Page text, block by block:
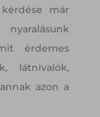
már
érdemes
látnivalók,
azon a